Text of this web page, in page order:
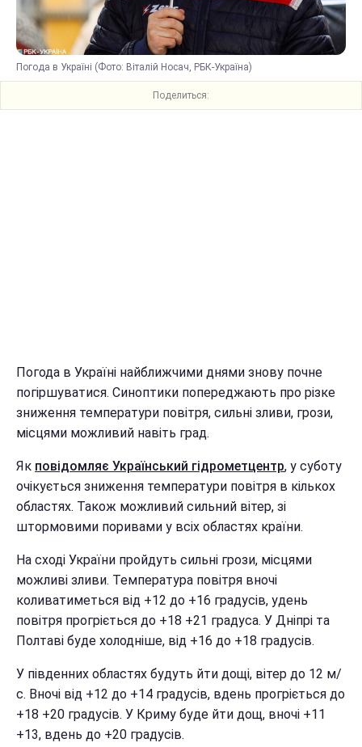
Погода в Україні (Фото: Віталій Носач, РБК-Україна)
Поделиться:
Погода в Україні найближчими днями знову почне
погіршуватися. Синоптики попереджають про різке
зниження температури повітря, сильні зливи, грози,
місцями можливий навіть град.
Як повідомляє Український гідрометцентр, у суботу
очікується зниження температури повітря в кількох
областях. Також можливий сильний вітер, зі
штормовими поривами у всіх областях країни.
На сході України пройдуть сильні грози, місцями
можливі зливи. Температура повітря вночі
коливатиметься від +12 до +16 градусів, удень
повітря прогріється до +18 +21 градуса. У Дніпрі та
Полтаві буде холодніше, від +16 до +18 градусів.
У південних областях будуть йти дощі, вітер до 12 м/
с. Вночі від +12 до +14 градусів, вдень прогріється до
+18 +20 градусів. У Криму буде йти дощ, вночі +11
+13, вдень до +20 градусів.